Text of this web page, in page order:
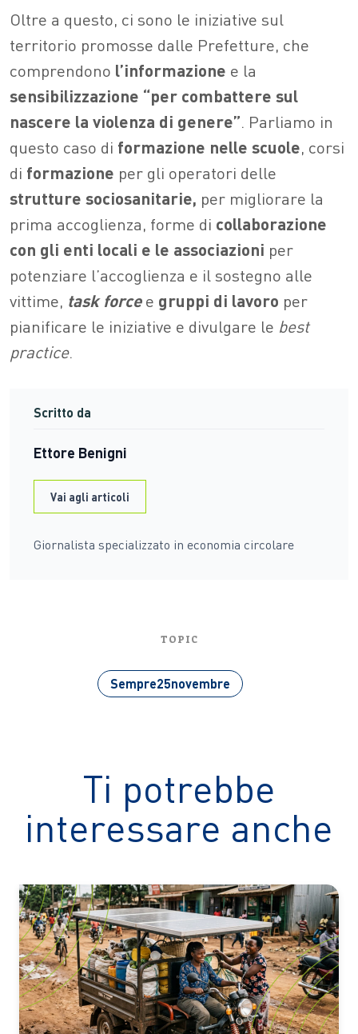
Oltre a questo, ci sono le iniziative sul
territorio promosse dalle Prefetture, che
comprendono l’informazione e la
sensibilizzazione “per combattere sul
nascere la violenza di genere”. Parliamo in
questo caso di formazione nelle scuole, corsi
di formazione per gli operatori delle
strutture sociosanitarie, per migliorare la
prima accoglienza, forme di collaborazione
con gli enti locali e le associazioni per
potenziare l’accoglienza e il sostegno alle
vittime, task forcee gruppi di lavoro per
pianificare le iniziative e divulgare le best
practice.
Scritto da
Ettore Benigni
Vai agli articoli
Giornalista specializzato in economia circolare
TOPIC
Sempre25novembre
Ti potrebbe
interessare anche